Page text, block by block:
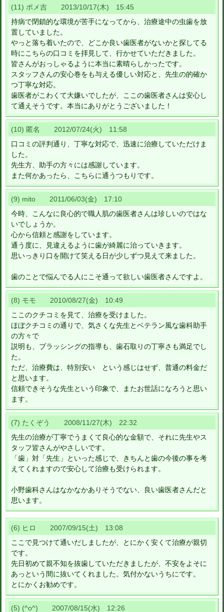
(11) ポメ吉 2013/10/17(木) 15:45
持病で閉鎖的な環境が苦手になってから、治療途中の虫歯を放
置していました。
やっと落ち着いたので、どこか良い歯医者がないかと探してる
時にこちらの口コミを拝見して、行かせていただきました。
皆さんがおっしゃるように本当に素晴らしかったです。
スタッフさんの安心巻をも与える優しい対応と、先生の的確か
つ丁寧な対応。
歯医者がこわくて大嫌いでしたが、ここの歯医者さんは安心し
て通えそうです。本当にありがとうございました！
(10) 匿名 2012/07/24(火) 11:58
口コミの評判通り、丁寧な対応で、迅速に治療していただけま
した。
先生方、助手の方々には感謝しています。
また何かあったら、こちらに通うつもりです。
(9) mito 2011/06/03(金) 17:10
今時、こんなに良心的で職人肌の歯医者さんは珍しいのではな
いでしょうか。
心から信頼と感謝をしています。
通う度に、見違えるように歯が綺麗に治っていきます。
思いっきり口を開けて笑える日が少しずつ見えて来ました。
歯のことで悩んでる人にこそ通って欲しい歯医者さんですよ。
(8) モモ 2010/08/27(金) 10:49
ここのクチコミを見て、治療を受けました。
ほぼクチコミの通りで、気さくな先生とベテラン風な歯科助手
の方々で
説明も、ブラッシングの指導も、歯石取りの丁寧さも満足でし
た。
ただ、治療費は、特別安い という感じはせず、普通の料金だ
と思います。
信頼できそうな先生という印象で、またお世話になろうと思い
ます。
(7) たくぞう 2008/11/27(木) 22:32
先生の治療が丁寧でうまくて良心的な金額で、それに先生やス
タッフ皆さんがやさしいです。
「歯」対「先生」といった感じで、きちんと歯の今後の事を考
えてくれますので安心して治療も受けられます。
小野歯科さんはなかなかありそうでない、良い歯医者さんだと
思います。
(6) ヒロ 2007/09/15(土) 13:08
ここで見つけて通いだしましたが、とにかく安くて治療が親切
です。
先日初めて親不知を抜歯していただきましたが、不安をよそに
あっという間に抜いてくれました。気付かないうちにです。
とにかくお勧めです。
(5) (^o^) 2007/08/15(水) 12:26